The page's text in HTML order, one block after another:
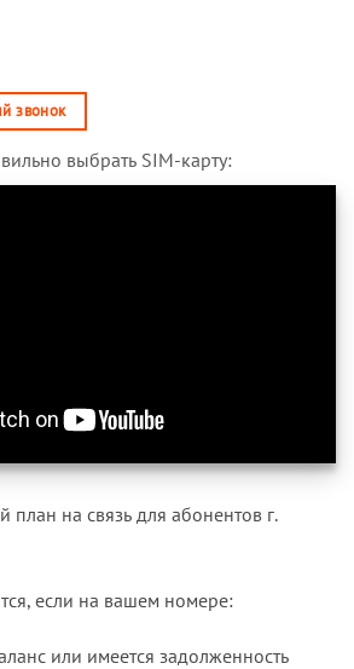
звонок
выбрать SIM-карту:
на связь для абонентов г.
если на вашем номере:
или имеется задолженность